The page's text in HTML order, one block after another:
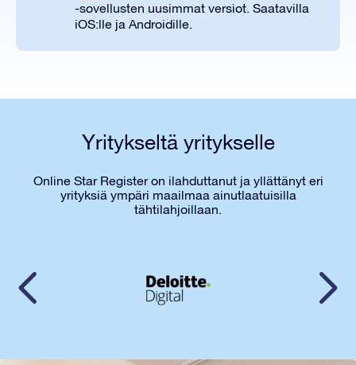
-sovellusten uusimmat versiot. Saatavilla
iOS:lle ja Androidille.
Yritykseltä yritykselle
Online Star Register on ilahduttanut ja yllättänyt eri
yrityksiä ympäri maailmaa ainutlaatuisilla
tähtilahjoillaan.